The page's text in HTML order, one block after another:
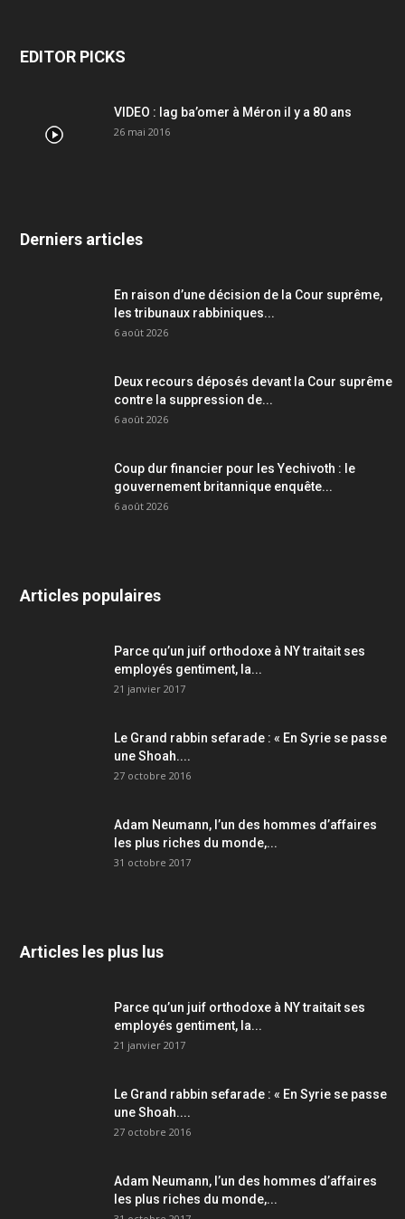
EDITOR PICKS
VIDEO : lag ba’omer à Méron il y a 80 ans
26 mai 2016
Derniers articles
En raison d’une décision de la Cour suprême,
les tribunaux rabbiniques...
6 août 2026
Deux recours déposés devant la Cour suprême
contre la suppression de...
6 août 2026
Coup dur financier pour les Yechivoth : le
gouvernement britannique enquête...
6 août 2026
Articles populaires
Parce qu’un juif orthodoxe à NY traitait ses
employés gentiment, la...
21 janvier 2017
Le Grand rabbin sefarade : « En Syrie se passe
une Shoah....
27 octobre 2016
Adam Neumann, l’un des hommes d’affaires
les plus riches du monde,...
31 octobre 2017
Articles les plus lus
Parce qu’un juif orthodoxe à NY traitait ses
employés gentiment, la...
21 janvier 2017
Le Grand rabbin sefarade : « En Syrie se passe
une Shoah....
27 octobre 2016
Adam Neumann, l’un des hommes d’affaires
les plus riches du monde,...